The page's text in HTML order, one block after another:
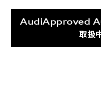
AudiApproved
取扱